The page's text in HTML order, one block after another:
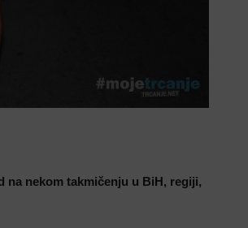
na nekom takmičenju u BiH, regiji,